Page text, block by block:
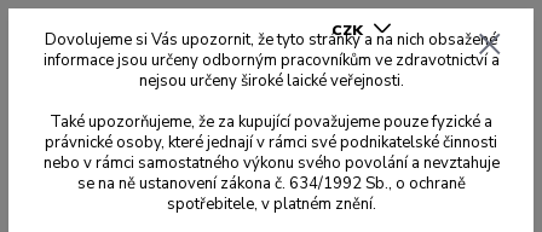
CZK
0,00 Kč
Dovolujeme si Vás upozornit, že tyto stránky a na nich obsažené
informace jsou určeny odborným pracovníkům ve zdravotnictví a
nejsou určeny široké laické veřejnosti.
Také upozorňujeme, že za kupující považujeme pouze fyzické a
právnické osoby, které jednají v rámci své podnikatelské činnosti
nebo v rámci samostatného výkonu svého povolání a nevztahuje
se na ně ustanovení zákona č. 634/1992 Sb., o ochraně
spotřebitele, v platném znění.